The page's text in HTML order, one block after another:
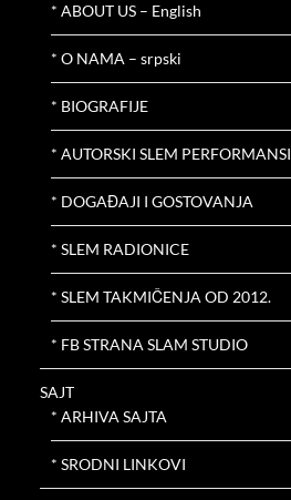
* ABOUT US – English
* O NAMA – srpski
* BIOGRAFIJE
* AUTORSKI SLEM PERFORMANSI
* DOGAĐAJI I GOSTOVANJA
* SLEM RADIONICE
* SLEM TAKMIČENJA OD 2012.
* FB STRANA SLAM STUDIO
SAJT
* ARHIVA SAJTA
* SRODNI LINKOVI